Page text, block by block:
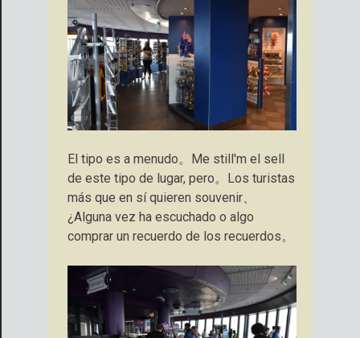
El tipo es a menudo。Me still'm el sell
de este tipo de lugar, pero。Los turistas
más que en sí quieren souvenir、
¿Alguna vez ha escuchado o algo
comprar un recuerdo de los recuerdos。